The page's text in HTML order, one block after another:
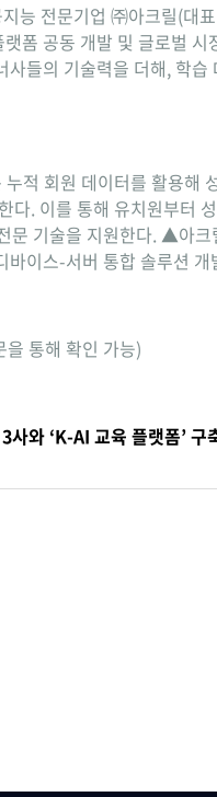
능 전문기업 ㈜아크릴(대
폼 공동 개발 및 글로벌
들의 기술력을 더해, 학
적 회원 데이터를 활용해
다. 이를 통해 유치원부터
문 기술을 지원한다. ▲아
이스-서버 통합 솔루션 개
통해 확인 가능)
와 ‘K-AI 교육 플랫폼’ 구